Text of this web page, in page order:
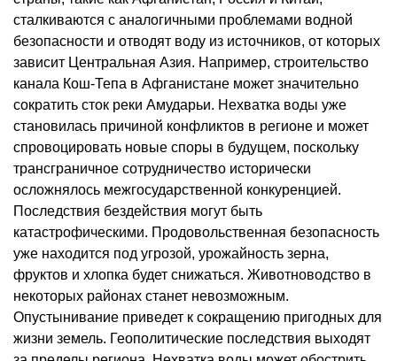
сталкиваются с аналогичными проблемами водной
безопасности и отводят воду из источников, от которых
зависит Центральная Азия. Например, строительство
канала Кош-Тепа в Афганистане может значительно
сократить сток реки Амударьи. Нехватка воды уже
становилась причиной конфликтов в регионе и может
спровоцировать новые споры в будущем, поскольку
трансграничное сотрудничество исторически
осложнялось межгосударственной конкуренцией.
Последствия бездействия могут быть
катастрофическими. Продовольственная безопасность
уже находится под угрозой, урожайность зерна,
фруктов и хлопка будет снижаться. Животноводство в
некоторых районах станет невозможным.
Опустынивание приведет к сокращению пригодных для
жизни земель. Геополитические последствия выходят